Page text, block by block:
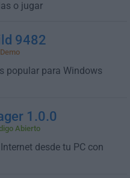
o jugar
9482
Demo
popular para Windows
1.0.0
Abierto
desde tu PC con